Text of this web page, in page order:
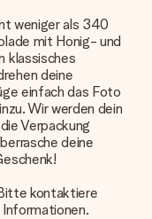
weniger als 340
mit Honig- und
klassisches
deine
einfach das Foto
Wir werden dein
Verpackung
deine
kontaktiere